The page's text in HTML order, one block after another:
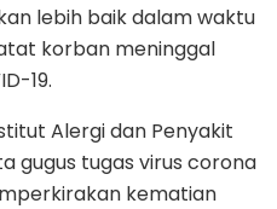
lebih baik dalam waktu
korban meninggal
19.
Alergi dan Penyakit
gugus tugas virus corona
kematian